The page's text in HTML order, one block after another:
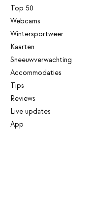
Top 50
Webcams
Wintersportweer
Kaarten
Sneeuwverwachting
Accommodaties
Tips
Reviews
Live updates
App